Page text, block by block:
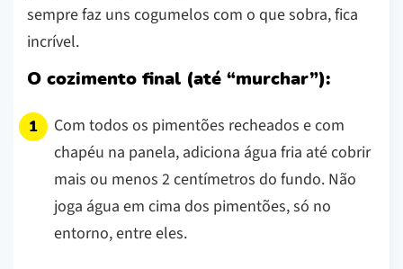
sempre faz uns cogumelos com o que sobra, fica
incrível.
O cozimento final (até “murchar”):
Com todos os pimentões recheados e com
chapéu na panela, adiciona água fria até cobrir
mais ou menos 2 centímetros do fundo. Não
joga água em cima dos pimentões, só no
entorno, entre eles.